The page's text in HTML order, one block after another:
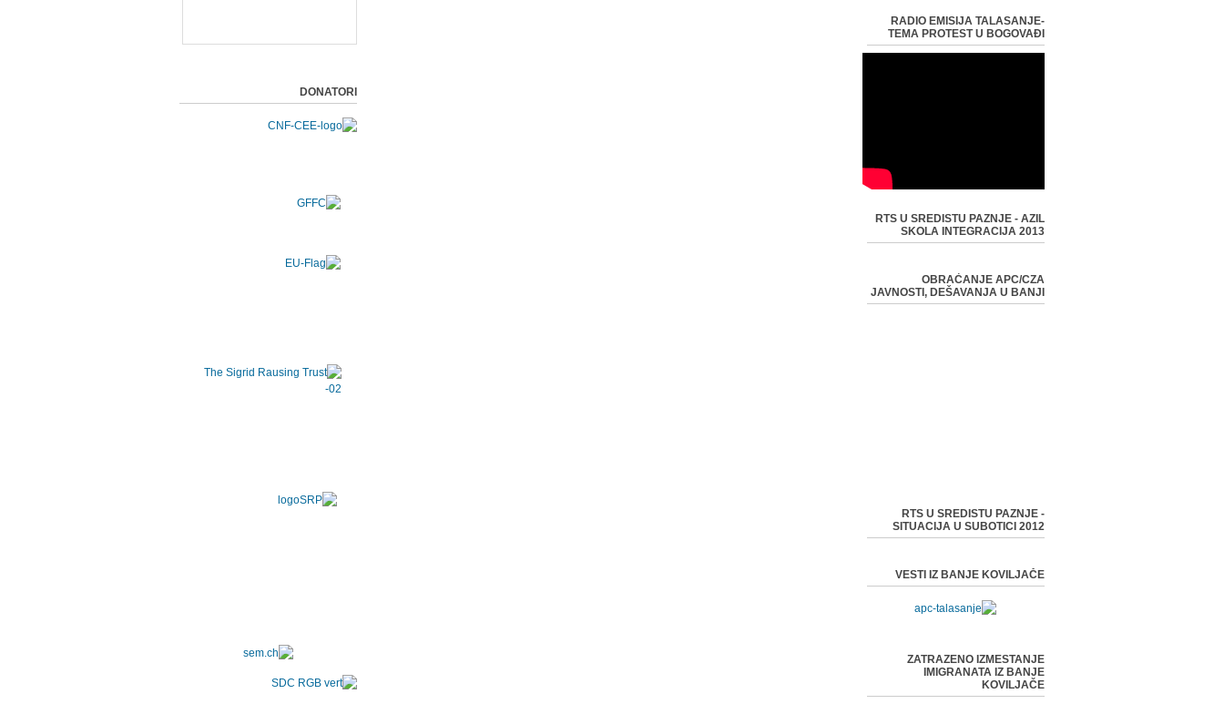
DONATORI
RADIO EMISIJA TALASANJE-
TEMA PROTEST U BOGOVAĐI
RTS U SREDISTU PAZNJE - AZIL
SKOLA INTEGRACIJA 2013
OBRAĆANJE APC/CZA
JAVNOSTI, DEŠAVANJA U BANJI
RTS U SREDISTU PAZNJE -
SITUACIJA U SUBOTICI 2012
VESTI IZ BANJE KOVILJAČE
ZATRAZENO IZMESTANJE
IMIGRANATA IZ BANJE
KOVILJAČE